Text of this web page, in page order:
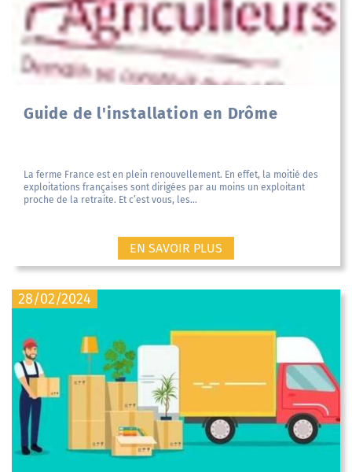
Guide de l'installation en Drôme
La ferme France est en plein renouvellement. En effet, la moitié des
exploitations françaises sont dirigées par au moins un exploitant
proche de la retraite. Et c’est vous, les...
EN SAVOIR PLUS
28/02/2024